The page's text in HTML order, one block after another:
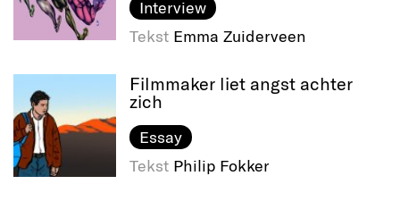
Interview
Tekst Emma Zuiderveen
Filmmaker liet angst achter
zich
Essay
Tekst Philip Fokker